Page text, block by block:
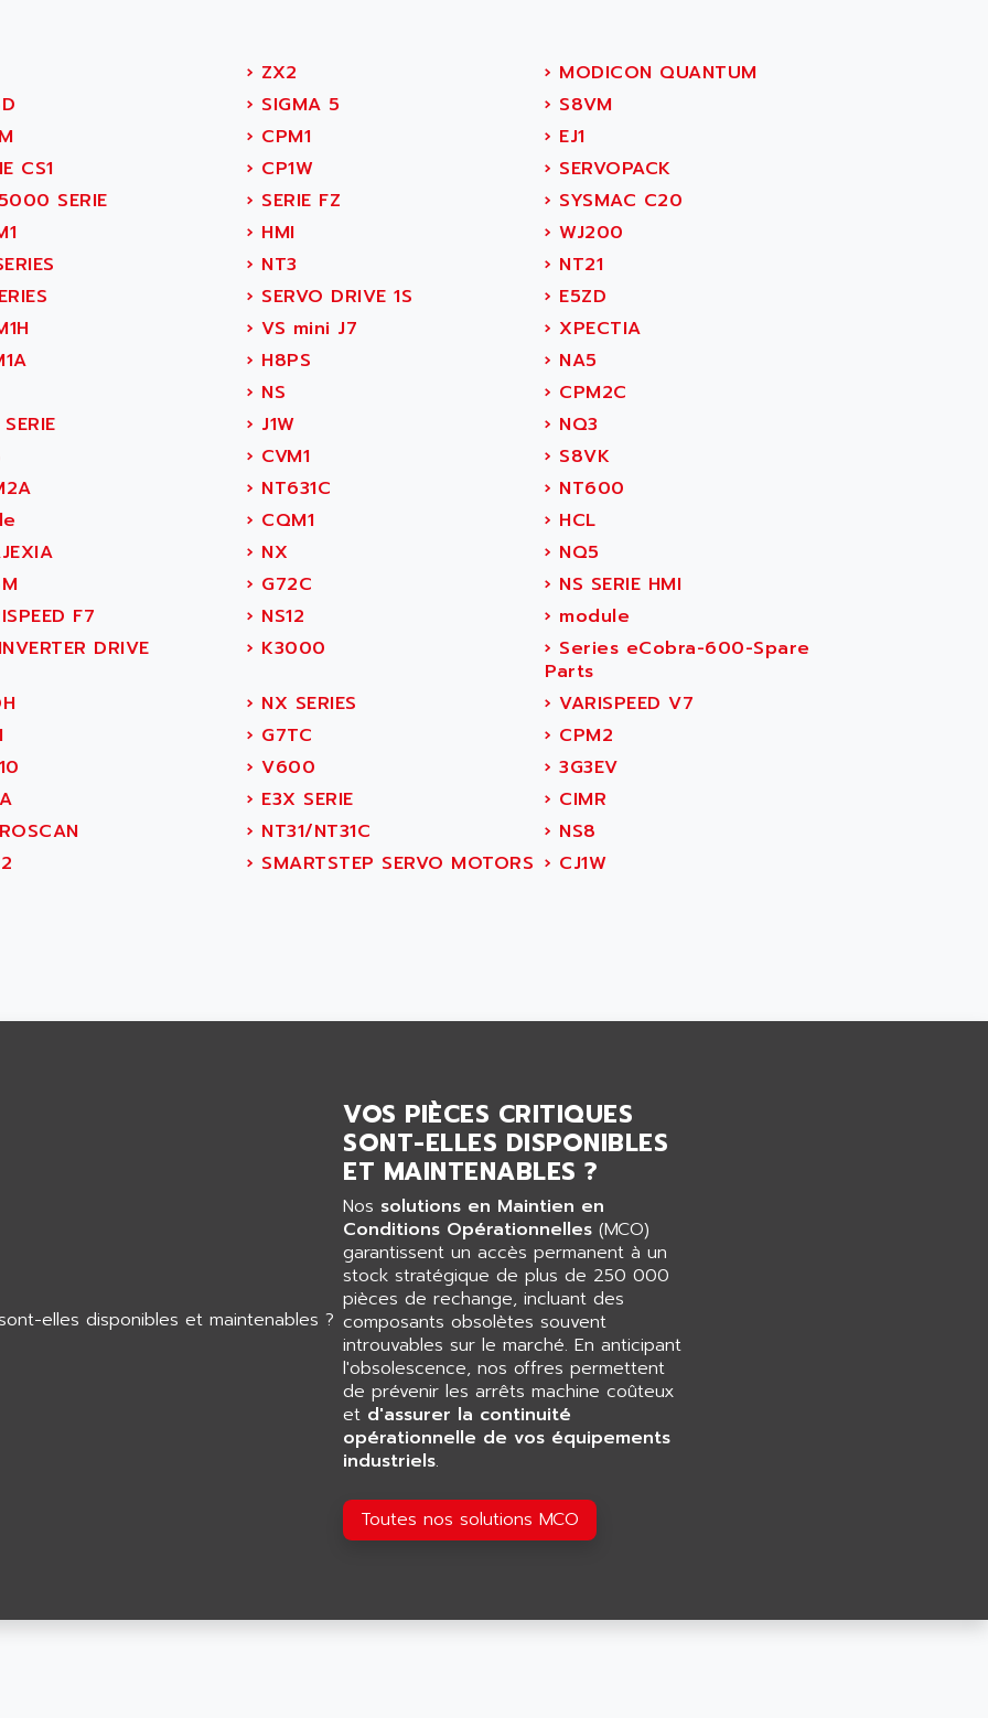
› ZX2 › MODICON QUANTUM
› SIGMA 5 › S8VM
› CPM1 › EJ1
CS1 › CP1W › SERVOPACK
SERIE › SERIE FZ › SYSMAC C20
› HMI › WJ200
› NT3 › NT21
› SERVO DRIVE 1S › E5ZD
› VS mini J7 › XPECTIA
› H8PS › NA5
› NS › CPM2C
› J1W › NQ3
› CVM1 › S8VK
› NT631C › NT600
› CQM1 › HCL
› NX › NQ5
› G72C › NS SERIE HMI
F7 › NS12 › module
DRIVE › K3000 › Series eCobra-600-Spare
Parts
› NX SERIES › VARISPEED V7
› G7TC › CPM2
› V600 › 3G3EV
› E3X SERIE › CIMR
› NT31/NT31C › NS8
› SMARTSTEP SERVO MOTORS › CJ1W
VOS PIÈCES CRITIQUES
SONT-ELLES DISPONIBLES
ET MAINTENABLES ?
Nos solutions en Maintien en
Conditions Opérationnelles (MCO)
garantissent un accès permanent à un
stock stratégique de plus de 250 000
pièces de rechange, incluant des
composants obsolètes souvent
introuvables sur le marché. En anticipant
l'obsolescence, nos offres permettent
de prévenir les arrêts machine coûteux
et d'assurer la continuité
opérationnelle de vos équipements
industriels.
Toutes nos solutions MCO